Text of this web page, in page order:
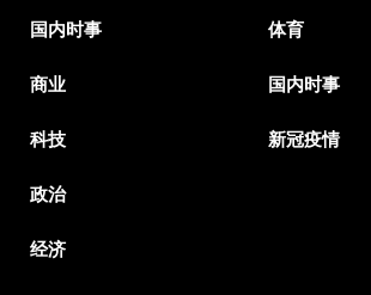
国内时事
商业
科技
政治
经济
体育
国内时事
新冠疫情